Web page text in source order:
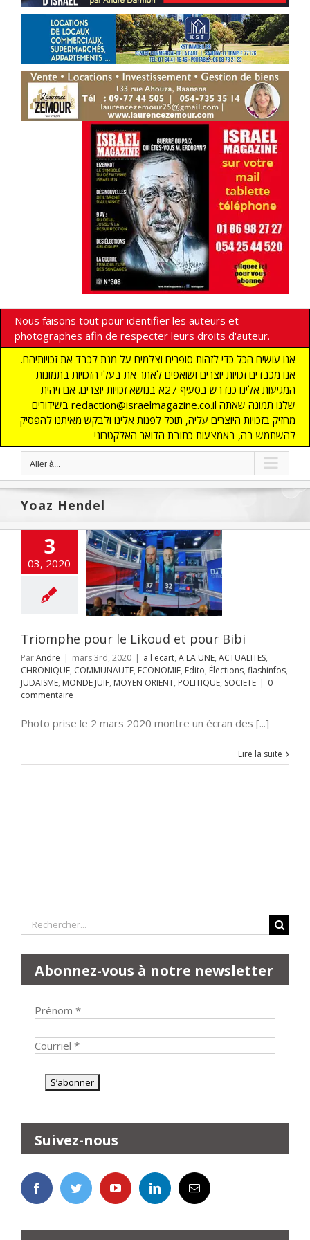
Nous faisons tout pour identifier les auteurs et
photographes afin de respecter leurs droits d'auteur.
אנו עושים הכל כדי לזהות סופרים וצלמים על מנת לכבד את זכויותיהם.
אנו מכבדים זכויות יוצרים ושואפים לאתר את בעלי הזכויות בתמונות
המגיעות אלינו כנדרש בסעיף 27א בנושא זכויות יוצרים. אם זיהית
בשידורים redaction@israelmagazine.co.il שלנו תמונה שאתה
מחזיק בזכויות היוצרים עליה, תוכל לפנות אלינו ולבקש מאיתנו להפסיק
להשתמש בה, באמצעות כתובת הדואר האלקטרוני
Aller à...
Yoaz Hendel
3
03, 2020
pour le
et pour Bibi
A LA UNE
CHRONIQUE
ECONOMIE
flashinfos
SOCIETETriomphe pour le Likoud et pour Bibi
ParAndre | mars 3rd, 2020 | a l ecart, A LA UNE, ACTUALITES,
CHRONIQUE, COMMUNAUTE, ECONOMIE, Edito, Élections, flashinfos,
JUDAISME, MONDE JUIF, MOYEN ORIENT, POLITIQUE, SOCIETE | 0
commentaire
Photo prise le 2 mars 2020 montre un écran des [...]
Lire la suite
Rechercher:
Abonnez-vous à notre newsletter
Prénom *
Courriel *
Suivez-nous